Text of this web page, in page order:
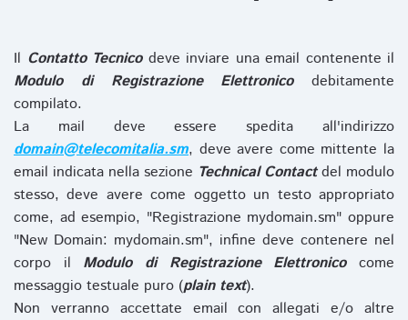
Il Contatto Tecnicodeve inviare una email contenente il
Modulo di Registrazione Elettronicodebitamente
compilato.
La mail deve essere spedita all'indirizzo
domain@telecomitalia.sm, deve avere come mittente la
email indicata nella sezione Technical Contactdel modulo
stesso, deve avere come oggetto un testo appropriato
come, ad esempio, "Registrazione mydomain.sm" oppure
"New Domain: mydomain.sm", infine deve contenere nel
corpo il Modulo di Registrazione Elettronicocome
messaggio testuale puro (plain text).
Non verranno accettate email con allegati e/o altre